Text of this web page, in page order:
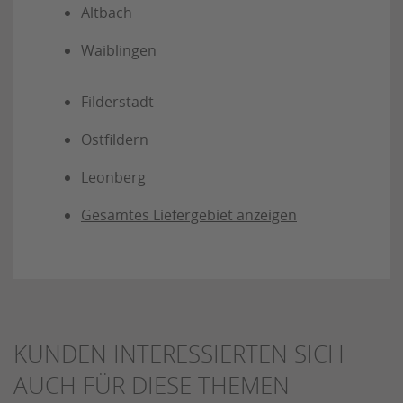
Altbach
Waiblingen
Filderstadt
Ostfildern
Leonberg
Gesamtes Liefergebiet anzeigen
KUNDEN INTERESSIERTEN SICH
AUCH FÜR DIESE THEMEN